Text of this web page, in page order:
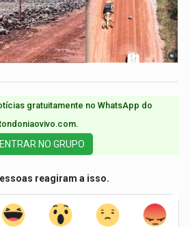
gratuitamente no WhatsApp do
ENTRAR NO GRUPO
reagiram a isso.